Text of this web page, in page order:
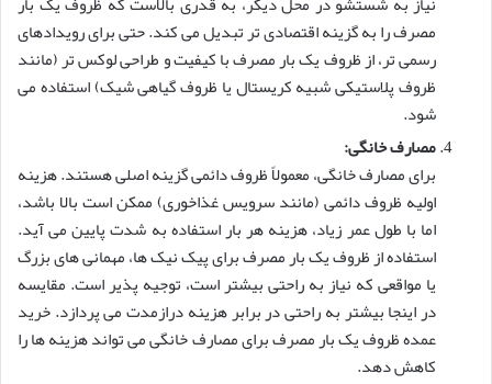
مصرف را به گزینه اقتصادی تر تبدیل می کند. حتی برای رویدادهای
رسمی تر، از ظروف یک بار مصرف با کیفیت و طراحی لوکس تر (مانند
ظروف پلاستیکی شبیه کریستال یا ظروف گیاهی شیک) استفاده می
شود.
مصارف خانگی:
برای مصارف خانگی، معمولاً ظروف دائمی گزینه اصلی هستند. هزینه
اولیه ظروف دائمی (مانند سرویس غذاخوری) ممکن است بالا باشد،
اما با طول عمر زیاد، هزینه هر بار استفاده به شدت پایین می آید.
استفاده از ظروف یک بار مصرف برای پیک نیک ها، مهمانی های بزرگ
یا مواقعی که نیاز به راحتی بیشتر است، توجیه پذیر است. مقایسه
در اینجا بیشتر به راحتی در برابر هزینه درازمدت می پردازد. خرید
عمده ظروف یک بار مصرف برای مصارف خانگی می تواند هزینه ها را
کاهش دهد.